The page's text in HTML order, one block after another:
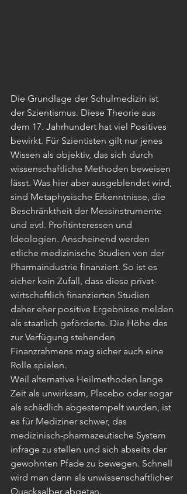
Die Grundlage der Schulmedizin ist
der Szientismus. Diese Theorie aus
dem 17. Jahrhundert hat viel Positives
bewirkt. Für Szientisten gilt nur jenes
Wissen als objektiv, das sich durch
wissenschaftliche Methoden beweisen
lässt. Was hier aber ausgeblendet wird,
sind Metaphysische Erkenntnisse, die
Beschränktheit der Messinstrumente
und evtl. Profitinteressen und
Ideologien. Anscheinend werden
etliche medizinische Studien von der
Pharmaindustrie finanziert. So ist es
sicher kein Zufall, dass diese privat-
wirtschaftlich finanzierten Studien
daher eher positive Ergebnisse melden
als staatlich geförderte. Die Höhe des
zur Verfügung stehenden
Finanzrahmens mag sicher auch eine
Rolle spielen.
Weil alternative Heilmethoden lange
Zeit als unwirksam, Placebo oder sogar
als schädlich abgestempelt wurden, ist
es für Mediziner schwer, das
medizinisch-pharmazeutische System
infrage zu stellen und sich abseits der
gewohnten Pfade zu bewegen. Schnell
wird man dann als unwissenschaftlicher
Quacksalber abgetan.